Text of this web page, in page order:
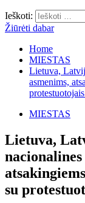
Ieškoti:
Žiūrėti dabar
Home
MIESTAS
Lietuva,
asmenims,
MIESTAS
Lietuva,
su